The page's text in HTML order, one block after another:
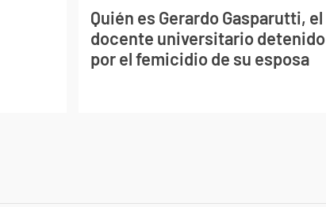
Quién es Gerardo Gasparutti, el
docente universitario detenido
por el femicidio de su esposa